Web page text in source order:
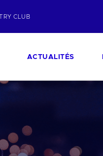
CLUB
ACTUALITÉS